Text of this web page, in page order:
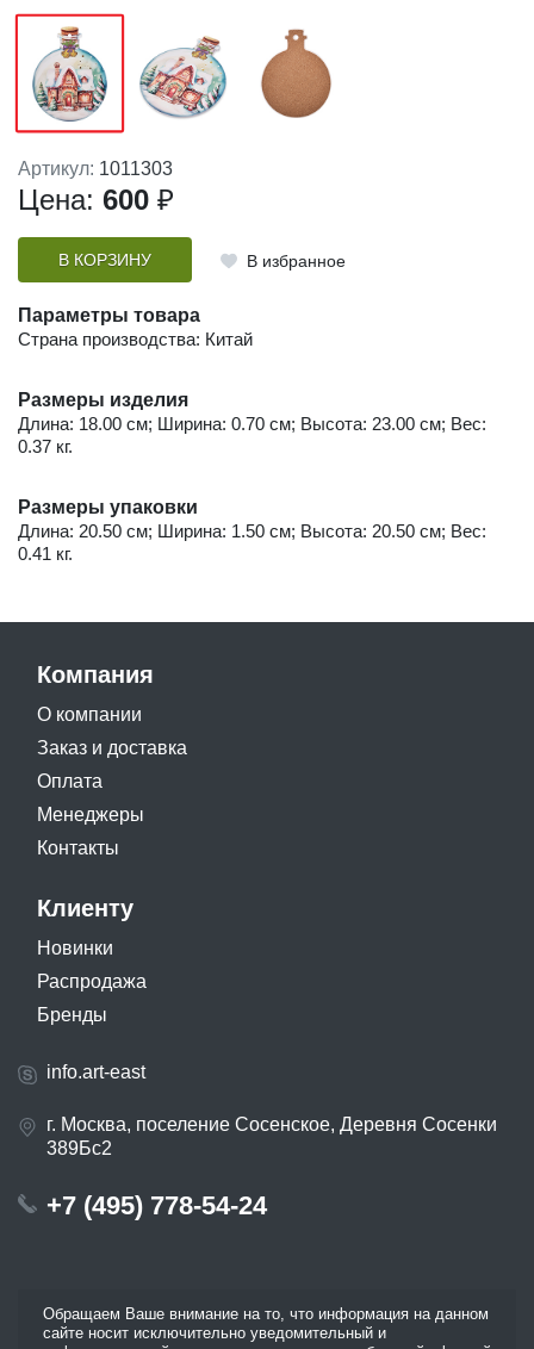
Артикул: 1011303
Цена: 600 ₽
В КОРЗИНУ В избранное
Параметры товара
Страна производства: Китай
Размеры изделия
Длина: 18.00 см; Ширина: 0.70 см; Высота: 23.00 см; Вес:
0.37 кг.
Размеры упаковки
Длина: 20.50 см; Ширина: 1.50 см; Высота: 20.50 см; Вес:
0.41 кг.
Компания
О компании
Заказ и доставка
Оплата
Менеджеры
Контакты
Клиенту
Новинки
Распродажа
Бренды
info.art-east
г. Москва, поселение Сосенское, Деревня Сосенки
389Бс2
+7 (495) 778-54-24
Обращаем Ваше внимание на то, что информация на данном
сайте носит исключительно уведомительный и